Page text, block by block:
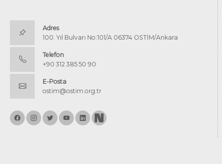
Adres
100. Yıl Bulvarı No:101/A 06374 OSTİM/Ankara
Telefon
+90 312 385 50 90
E-Posta
ostim@ostim.org.tr